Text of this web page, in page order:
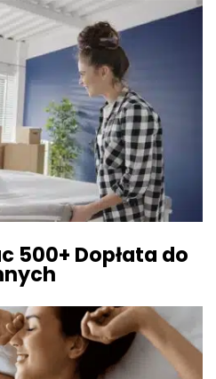
500+ Dopłata do